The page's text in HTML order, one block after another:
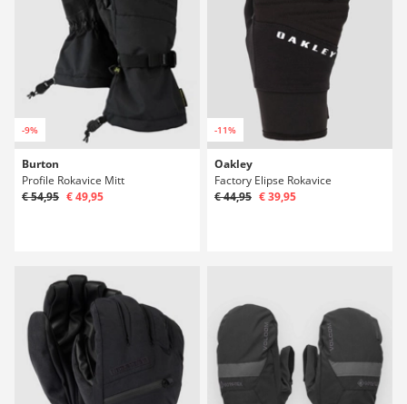
-9%
Burton
Profile Rokavice Mitt
€ 54,95 € 49,95
-11%
Oakley
Factory Elipse Rokavice
€ 44,95 € 39,95